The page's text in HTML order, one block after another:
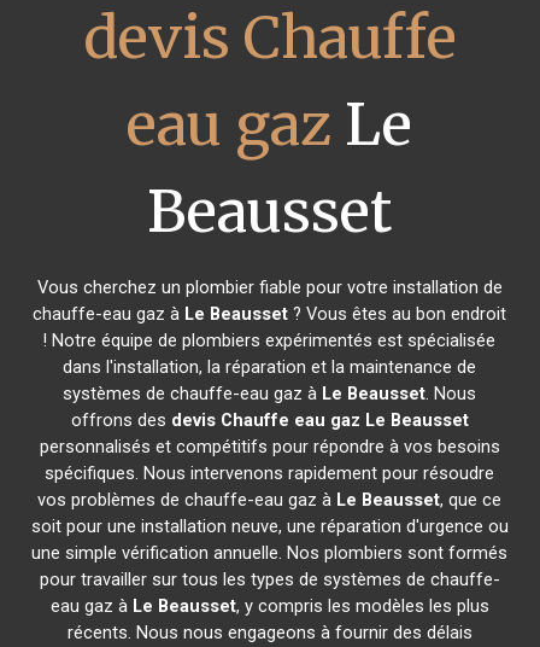
devis Chauffe
eau gaz Le
Beausset
Vous cherchez un plombier fiable pour votre installation de
chauffe-eau gaz à Le Beausset ? Vous êtes au bon endroit
! Notre équipe de plombiers expérimentés est spécialisée
dans l'installation, la réparation et la maintenance de
systèmes de chauffe-eau gaz à Le Beausset. Nous
offrons des devis Chauffe eau gaz Le Beausset
personnalisés et compétitifs pour répondre à vos besoins
spécifiques. Nous intervenons rapidement pour résoudre
vos problèmes de chauffe-eau gaz à Le Beausset, que ce
soit pour une installation neuve, une réparation d'urgence ou
une simple vérification annuelle. Nos plombiers sont formés
pour travailler sur tous les types de systèmes de chauffe-
eau gaz à Le Beausset, y compris les modèles les plus
récents. Nous nous engageons à fournir des délais